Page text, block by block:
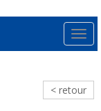
< retour